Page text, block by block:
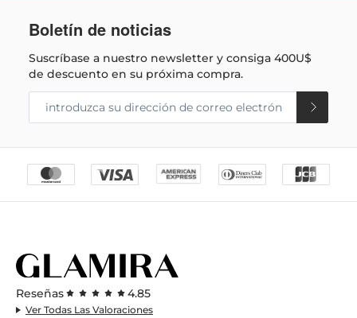
Boletín de noticias
Suscríbase a nuestro newsletter y consiga400U$
de descuento en su próxima compra.
Reseñas 4.85
Ver Todas Las Valoraciones